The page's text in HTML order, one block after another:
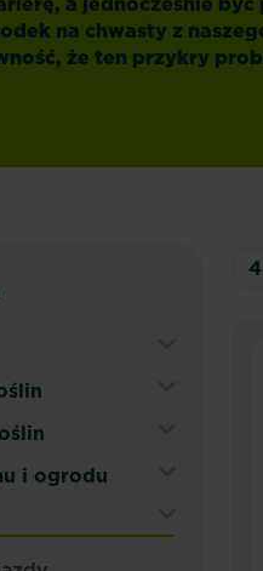
na chwasty z
że ten przykry
i ogrodu
4